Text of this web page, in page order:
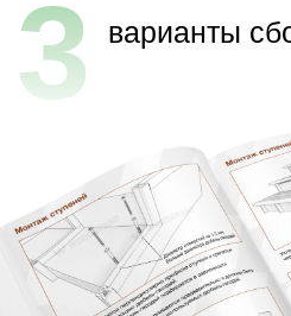
О компании
Проекты
Доставка
Оплата
Фасадные системы
Садовый паркет
Ограждения